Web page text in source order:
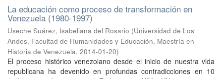
La educación como proceso de transformación en
Venezuela (1980-1997)
Useche Suárez, Isabeliana del Rosario (Universidad de Los
Andes, Facultad de Humanidades y Educación, Maestría en
Historia de Venezuela, 2014-01-20)
El proceso histórico venezolano desde el inicio de nuestra vida
republicana ha devenido en profundas contradicciones en 10